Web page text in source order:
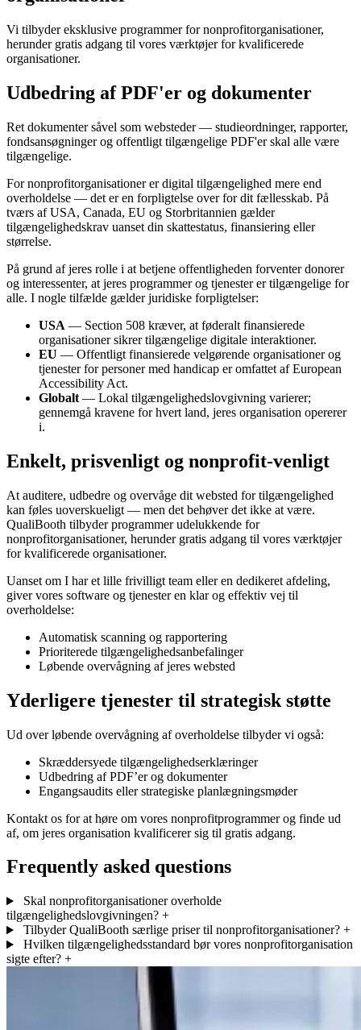
Vi tilbyder eksklusive programmer for nonprofitorganisationer,
herunder gratis adgang til vores værktøjer for kvalificerede
organisationer.
Udbedring af PDF'er og dokumenter
Ret dokumenter såvel som websteder — studieordninger, rapporter,
fondsansøgninger og offentligt tilgængelige PDF'er skal alle være
tilgængelige.
For nonprofitorganisationer er digital tilgængelighed mere end
overholdelse — det er en forpligtelse over for dit fællesskab. På
tværs af USA, Canada, EU og Storbritannien gælder
tilgængelighedskrav uanset din skattestatus, finansiering eller
størrelse.
På grund af jeres rolle i at betjene offentligheden forventer donorer
og interessenter, at jeres programmer og tjenester er tilgængelige for
alle. I nogle tilfælde gælder juridiske forpligtelser:
USA — Section 508 kræver, at føderalt finansierede
organisationer sikrer tilgængelige digitale interaktioner.
EU — Offentligt finansierede velgørende organisationer og
tjenester for personer med handicap er omfattet af European
Accessibility Act.
Globalt — Lokal tilgængelighedslovgivning varierer;
gennemgå kravene for hvert land, jeres organisation opererer
i.
Enkelt, prisvenligt og nonprofit-venligt
At auditere, udbedre og overvåge dit websted for tilgængelighed
kan føles uoverskueligt — men det behøver det ikke at være.
QualiBooth tilbyder programmer udelukkende for
nonprofitorganisationer, herunder gratis adgang til vores værktøjer
for kvalificerede organisationer.
Uanset om I har et lille frivilligt team eller en dedikeret afdeling,
giver vores software og tjenester en klar og effektiv vej til
overholdelse:
Automatisk scanning og rapportering
Prioriterede tilgængelighedsanbefalinger
Løbende overvågning af jeres websted
Yderligere tjenester til strategisk støtte
Ud over løbende overvågning af overholdelse tilbyder vi også:
Skræddersyede tilgængelighedserklæringer
Udbedring af PDF’er og dokumenter
Engangsaudits eller strategiske planlægningsmøder
Kontakt os for at høre om vores nonprofitprogrammer og finde ud
af, om jeres organisation kvalificerer sig til gratis adgang.
Frequently asked questions
Skal nonprofitorganisationer overholde
tilgængelighedslovgivningen? +
Tilbyder QualiBooth særlige priser til nonprofitorganisationer? +
Hvilken tilgængelighedsstandard bør vores nonprofitorganisation
sigte efter? +